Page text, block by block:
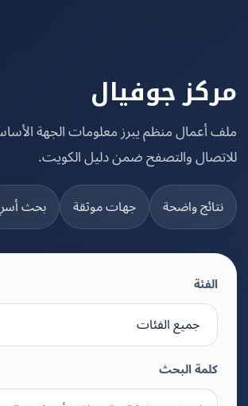
جوفيال
منظم يبرز معلومات الجهة الأساسية
والتصفح ضمن دليل الكويت.
واضحة جهات موثقة بحث أسرع
كلمة البحث